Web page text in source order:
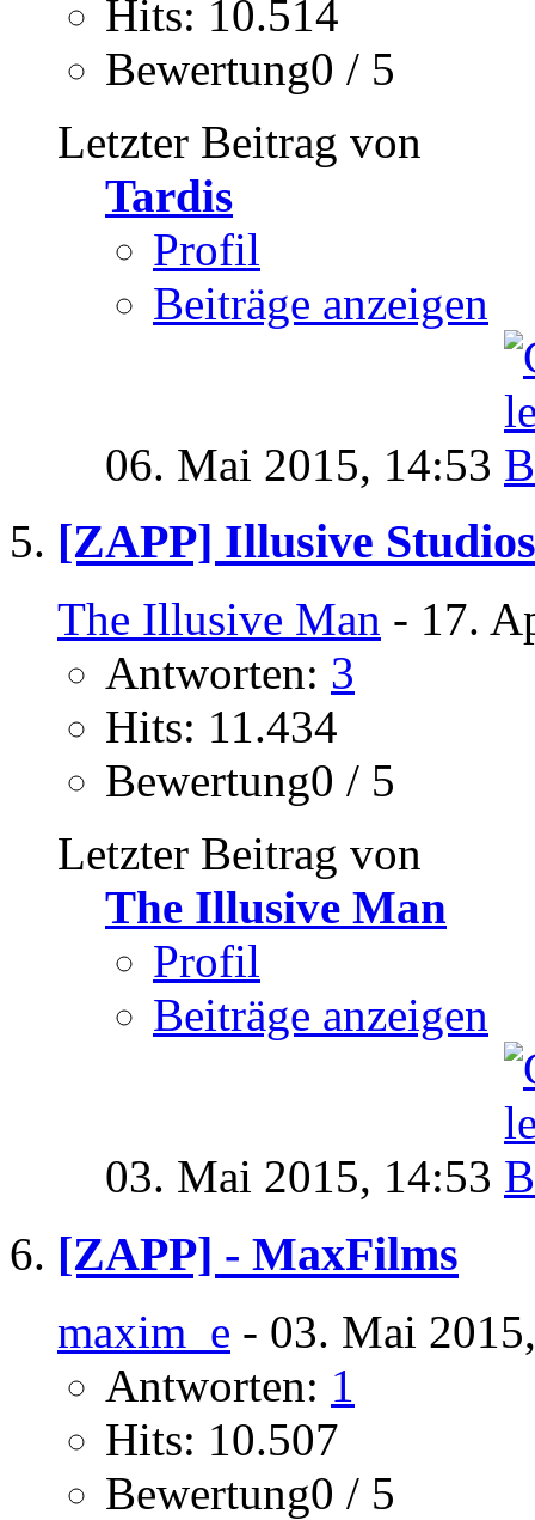
Hits: 10.514
Bewertung0 / 5
Letzter Beitrag von
Tardis
Profil
Beiträge anzeigen
06. Mai 2015, 14:53
[ZAPP] Illusive Studios
The Illusive Man - 17.
Antworten: 3
Hits: 11.434
Bewertung0 / 5
Letzter Beitrag von
The Illusive Man
Profil
Beiträge anzeigen
03. Mai 2015, 14:53
[ZAPP] - MaxFilms
maxim_e - 03. Mai
Antworten: 1
Hits: 10.507
Bewertung0 / 5